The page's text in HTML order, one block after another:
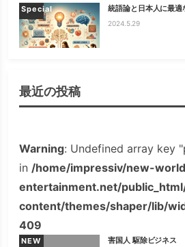
Special 統語論と日本人に最
2024.5.29
最近の投稿
Warning: Undefined array key
in /home/impressiv/new-
entertainment.net/
content/themes/shaper/lib/
409
NEW 害国人 駆除ビジネス